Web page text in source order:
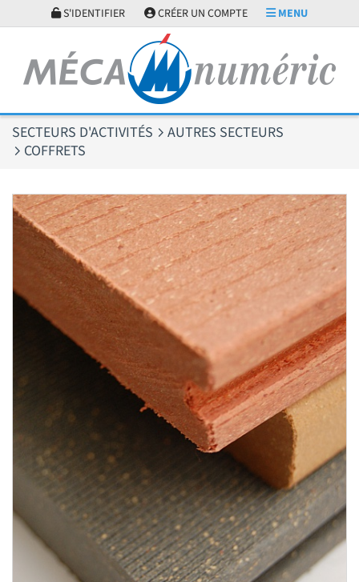
S'IDENTIFIER CRÉER UN COMPTE MENU
SECTEURS D'ACTIVITÉS
AUTRES SECTEURS
COFFRETS
Panneau de gestion des cookies